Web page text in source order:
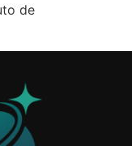
de